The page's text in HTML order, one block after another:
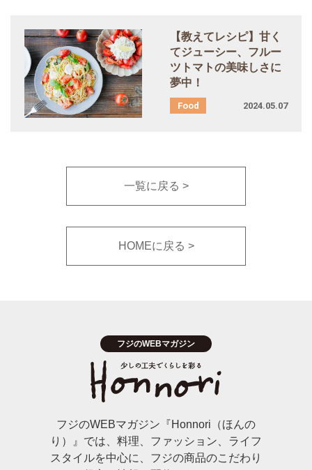
【教えてレシピ】甘く
てジューシー、フルー
ツトマトの美味しさに
夢中！
2024.05.07
一覧に戻る
HOMEに戻る
フジのWEBマガジン『Honnori（ほんの
り）』では、料理、ファッション、ライフ
スタイルを中心に、フジの商品のこだわり